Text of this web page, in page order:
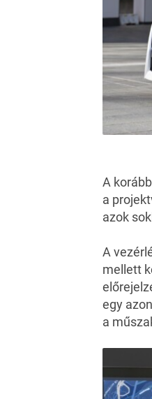
A
a
azok
A
mellett
egy
a